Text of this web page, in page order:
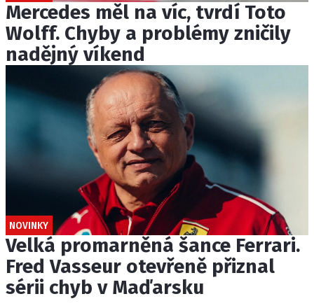
Mercedes měl na víc, tvrdí Toto
Wolff. Chyby a problémy zničily
nadějný víkend
NOVINKY
Velká promarněná šance Ferrari.
Fred Vasseur otevřeně přiznal
sérii chyb v Maďarsku